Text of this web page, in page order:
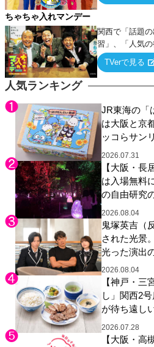
人気ランキング
JR東海の「
は大阪と京
ッコらサン
やグッズが登
2026.07.31
【大阪・長
は入場無料
の自由研究
ガーデン 大
2026.08.04
鬼塚英吉（
された光景
光った演出
2026.08.04
【神戸・三
し」関西2
が待ち遠し
2026.07.28
【大阪・高
ちゃちゃ入れマンデー
関西で「話題
習」、「人気
るテーマにつ
ていく関西色を
TVerで見る